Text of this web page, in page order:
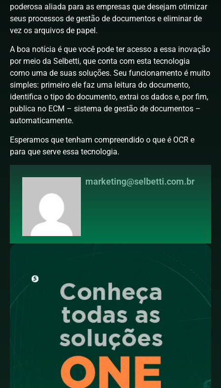
poderosa aliada para as empresas que desejam otimizar
seus processos de gestão de documentos e eliminar de
vez os arquivos de papel.
A boa notícia é que você pode ter acesso a essa inovação
por meio da Selbetti, que conta com esta tecnologia
como uma de suas soluções. Seu funcionamento é muito
simples: primeiro ele faz uma leitura do documento,
identifica o tipo do documento, extrai os dados e, por fim,
publica no ECM – sistema de gestão de documentos –
automaticamente.
Esperamos que tenham compreendido o que é OCR e
para que serve essa tecnologia.
marketing@selbetti.com.br